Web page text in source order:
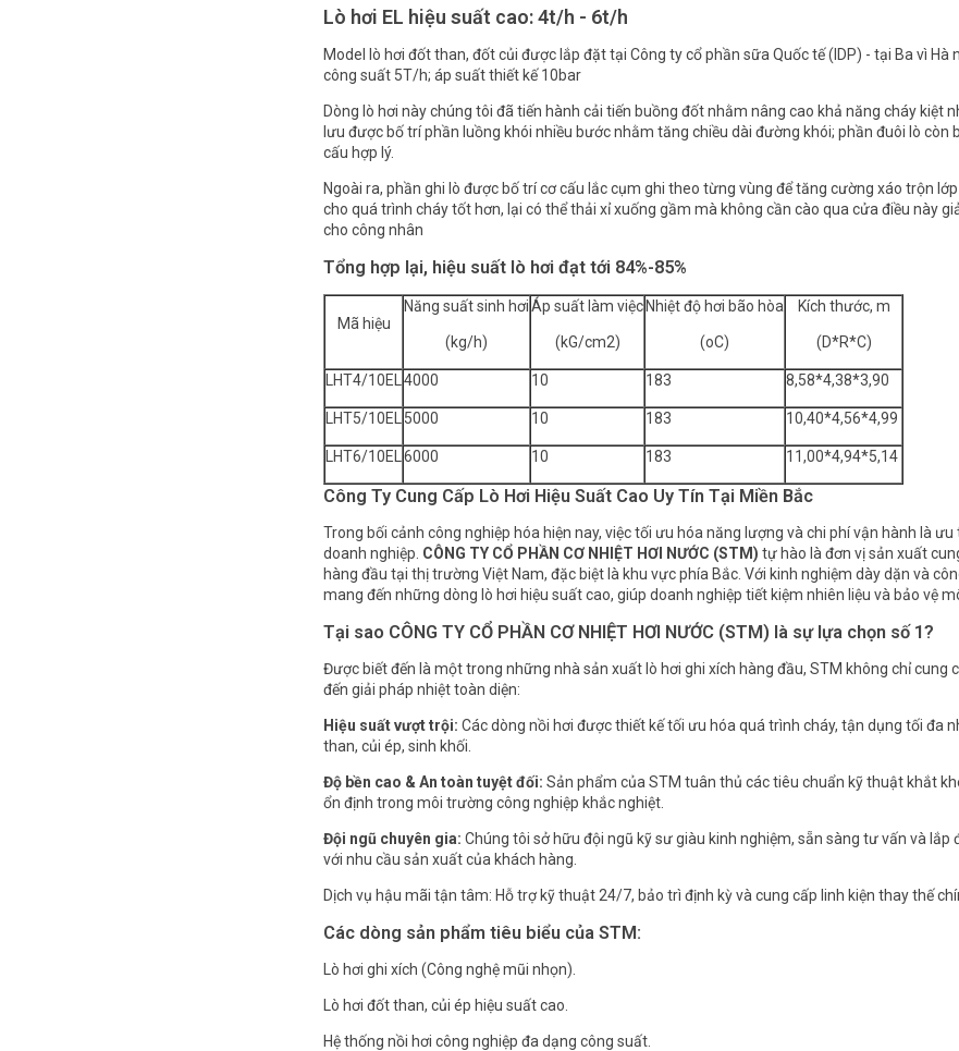
Lò hơi EL hiệu suất cao: 4t/h - 6t/h
Model lò hơi đốt than, đốt củi được lắp đặt tại Công ty cổ phần sữa Quốc tế (IDP) - tại Ba vì Hà
công suất 5T/h; áp suất thiết kế 10bar
Dòng lò hơi này chúng tôi đã tiến hành cải tiến buồng đốt nhằm nâng cao khả năng cháy kiệt
lưu được bố trí phần luồng khói nhiều bước nhằm tăng chiều dài đường khói; phần đuôi lò còn
cấu hợp lý.
Ngoài ra, phần ghi lò được bố trí cơ cấu lắc cụm ghi theo từng vùng để tăng cường xáo trộn
cho quá trình cháy tốt hơn, lại có thể thải xỉ xuống gầm mà không cần cào qua cửa điều này
cho công nhân
Tổng hợp lại, hiệu suất lò hơi đạt tới 84%-85%
Mã hiệu
Năng suất sinh hơi
(kg/h)
Áp suất làm việc
(kG/cm2)
Nhiệt độ hơi bão hòa
(oC)
Kích thước, m
(D*R*C)
LHT4/10EL4000 10 183 8,58*4,38*3,90
LHT5/10EL5000 10 183 10,40*4,56*4,99
LHT6/10EL6000 10 183 11,00*4,94*5,14
Công Ty Cung Cấp Lò Hơi Hiệu Suất Cao Uy Tín Tại Miền Bắc
Trong bối cảnh công nghiệp hóa hiện nay, việc tối ưu hóa năng lượng và chi phí vận hành là
doanh nghiệp. CÔNG TY CỔ PHẦN CƠ NHIỆT HƠI NƯỚC (STM) tự hào là đơn vị sản xuất
hàng đầu tại thị trường Việt Nam, đặc biệt là khu vực phía Bắc. Với kinh nghiệm dày dặn và
mang đến những dòng lò hơi hiệu suất cao, giúp doanh nghiệp tiết kiệm nhiên liệu và bảo vệ
Tại sao CÔNG TY CỔ PHẦN CƠ NHIỆT HƠI NƯỚC (STM) là sự lựa chọn số 1?
Được biết đến là một trong những nhà sản xuất lò hơi ghi xích hàng đầu, STM không chỉ cung
đến giải pháp nhiệt toàn diện:
Hiệu suất vượt trội: Các dòng nồi hơi được thiết kế tối ưu hóa quá trình cháy, tận dụng tối đa
than, củi ép, sinh khối.
Độ bền cao & An toàn tuyệt đối: Sản phẩm của STM tuân thủ các tiêu chuẩn kỹ thuật khắt
ổn định trong môi trường công nghiệp khắc nghiệt.
Đội ngũ chuyên gia: Chúng tôi sở hữu đội ngũ kỹ sư giàu kinh nghiệm, sẵn sàng tư vấn và lắp
với nhu cầu sản xuất của khách hàng.
Dịch vụ hậu mãi tận tâm: Hỗ trợ kỹ thuật 24/7, bảo trì định kỳ và cung cấp linh kiện thay thế
Các dòng sản phẩm tiêu biểu của STM:
Lò hơi ghi xích (Công nghệ mũi nhọn).
Lò hơi đốt than, củi ép hiệu suất cao.
Hệ thống nồi hơi công nghiệp đa dạng công suất.